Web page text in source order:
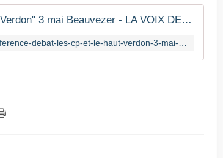
Conférence débat "les CP et le haut Verdon" 3 mai Beauvezer - LA VOIX DE NOSTERPACA